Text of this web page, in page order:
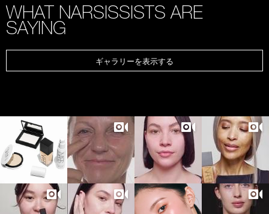
WHAT NARSISSISTS ARE
SAYING
ギャラリーを表示する